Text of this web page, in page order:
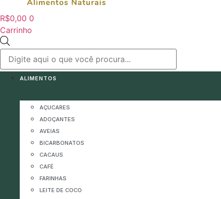
R$0,00 0
Carrinho
produtos
ALIMENTOS
AÇUCARES
ADOÇANTES
AVEIAS
BICARBONATOS
CACAUS
CAFÉ
FARINHAS
LEITE DE COCO